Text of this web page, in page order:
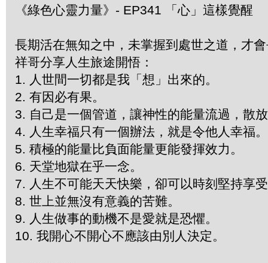
《綠色心靈力量》- EP341 「心」這樣覺醒
長期活在無知之中，未掌握到處世之道，才
祥哥分享人生旅途開悟：
1. 人世間一切都是我「想」出來的。
2. 有因必有果。
3. 自己是一個管道，讓神性的能量流過，散
4. 人生幸福只有一個辦法，就是令他人幸福
5. 積極的能量比負面能量更能發揮效力。
6. 天堂地獄在乎一念。
7. 人生不可能天天快樂，卻可以時刻堅持享
8. 世上並無沒有意義的苦難。
9. 人生做事的動機不是愛就是恐懼。
10. 我開心不開心不應該由別人決定。